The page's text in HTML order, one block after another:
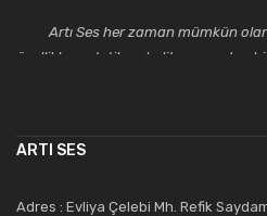
Artı Ses her zaman mümkün
özellikler, estetik ve kalite açısından
saygıdeğer yerini kazanmıştır.
Artı Ses, güler yüzü ve deneyimi ile bu
ARTI SES
Adres : Evliya Çelebi Mh. Refik